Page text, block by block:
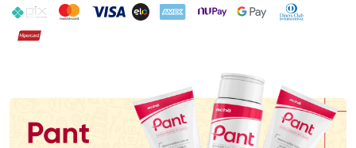
PIX MasterCard
VISA ELO AMEX NuPay Google PayDiners Club
Hipercard